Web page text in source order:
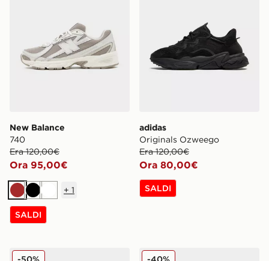
New Balance
740
Era 120,00€
Ora 95,00€
Marrone
NeroBianco
+ 1
SALDI
adidas
Originals Ozweego
Era 120,00€
Ora 80,00€
SALDI
New Balance 1906R ASICS GEL VENTX